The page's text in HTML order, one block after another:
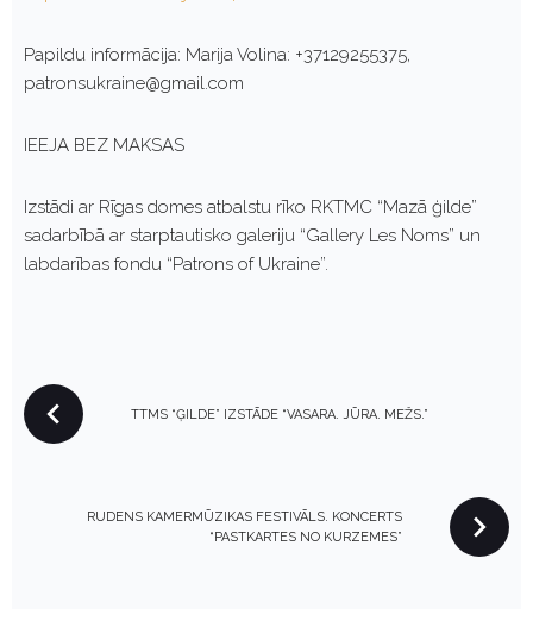
Papildu informācija: Marija Volina: +37129255375,
patronsukraine@gmail.com
IEEJA BEZ MAKSAS
Izstādi ar Rīgas domes atbalstu rīko RKTMC “Mazā ģilde”
sadarbībā ar starptautisko galeriju “Gallery Les Noms” un
labdarības fondu “Patrons of Ukraine”.
P
O
TTMS “ĢILDE” IZSTĀDE “VASARA. JŪRA. MEŽS.”
RUDENS KAMERMŪZIKAS FESTIVĀLS. KONCERTS
“PASTKARTES NO KURZEMES”